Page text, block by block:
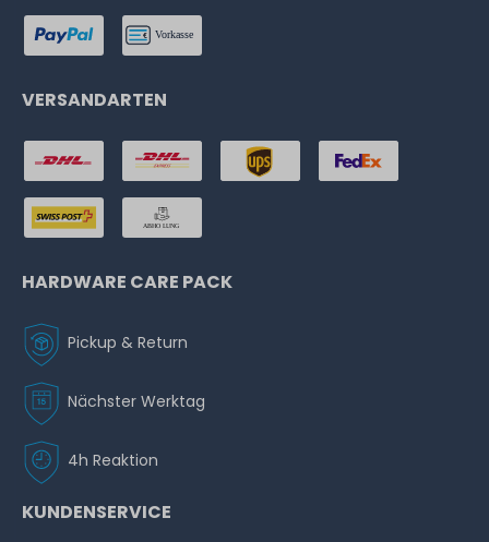
VERSANDARTEN
HARDWARE CARE PACK
Pickup & Return
Nächster Werktag
4h Reaktion
KUNDENSERVICE